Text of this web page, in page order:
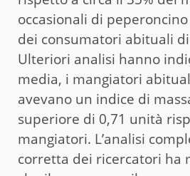
occasionali di
dei consumatori abituali
Ulteriori analisi hanno
media, i mangiatori
avevano un indice di
superiore di 0,71 unità
mangiatori. L’analisi
corretta dei ricercatori ha